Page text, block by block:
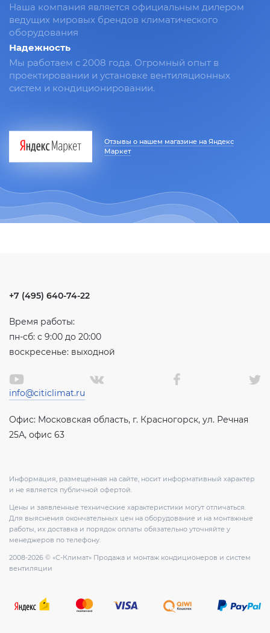
Наша компания является официальным дилером
ведущих мировых брендов климатического
оборудования
Надежность
Мы работаем с 2008 года. Огромный опыт в
проектировании и установке вентиляционных
систем и кондиционировании.
Отзывы о нашем магазине на Яндекс
Маркет
+7 (495) 640-74-22
Время работы:
пн-сб: с 9:00 до 20:00
воскресенье: выходной
info@citiclimat.ru
Офис: Московская область, г. Красногорск, ул. Речная
25А, офис 63
Информация, размещенная на сайте, носит информативный характер
и не является публичной офертой.
Цены и заявленные технические характеристики могут отличаться.
Для выяснения окончательных цен на оборудование и на монтажные
работы, их доставка и порядок оплаты обязательно уточняйте у
менеджеров по телефону.
2008-2026 © «С-Климат» Продажа и монтаж кондиционеров и систем
вентиляции